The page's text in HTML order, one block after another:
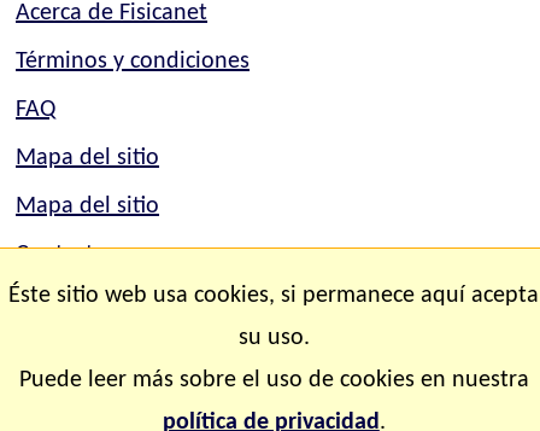
Acerca de Fisicanet
Términos y condiciones
FAQ
Mapa del sitio
Mapa del sitio
Contacto
Copyright © 2.000-2.028 Fisicanet ® Todos los
derechos reservados
Éste sitio web usa cookies, si permanece aquí acepta
su uso.
Puede leer más sobre el uso de cookies en nuestra
política de privacidad.